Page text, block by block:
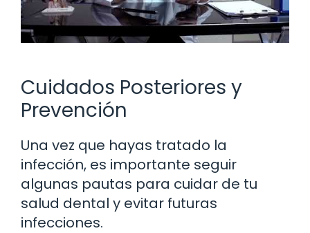
Cuidados Posteriores y
Prevención
Una vez que hayas tratado la
infección, es importante seguir
algunas pautas para cuidar de tu
salud dental y evitar futuras
infecciones.